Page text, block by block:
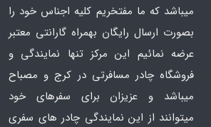
میباشد که ما مفتخریم کلیه اجناس خود را
بصورت ارسال رایگان بهمراه گارانتی معتبر
عرضه نمائیم این مرکز تنها نمایندگی و
فروشگاه چادر مسافرتی در کرج و مصباح
میباشد و عزیزان برای سفرهای خود
میتوانند از این نمایندگی چادر های سفری